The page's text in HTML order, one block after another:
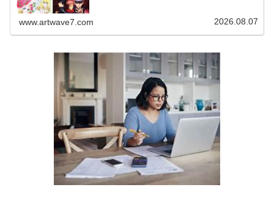
www.artwave7.com 2026.08.07